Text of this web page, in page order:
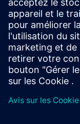
Déployez des
massives et haute
précédent.
En savoir plus